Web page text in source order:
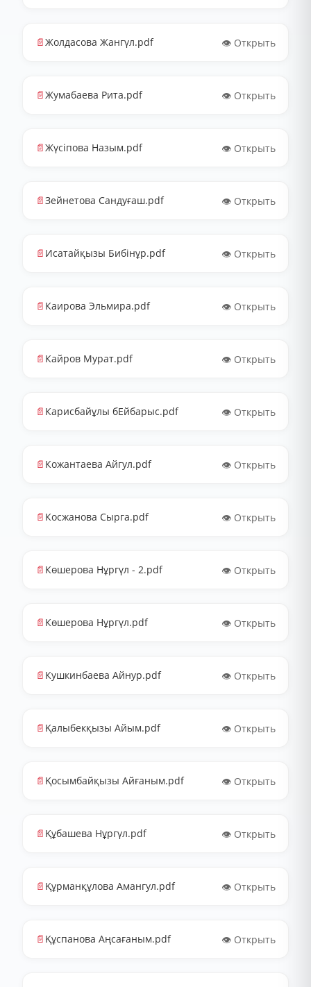
📄Жолдасова Жангүл.pdf 👁️ Открыть
📄Жумабаева Рита.pdf 👁️ Открыть
📄Жүсіпова Назым.pdf 👁️ Открыть
📄Зейнетова Сандуғаш.pdf 👁️ Открыть
📄 Исатайқызы Бибінұр.pdf 👁️ Открыть
📄 Каирова Эльмира.pdf 👁️ Открыть
📄 Кайров Мурат.pdf 👁️ Открыть
📄 Карисбайұлы бЕйбарыс.pdf 👁️ Открыть
📄 Кожантаева Айгул.pdf 👁️ Открыть
📄 Косжанова Сырга.pdf 👁️ Открыть
📄 Көшерова Нұргүл - 2.pdf 👁️ Открыть
📄 Көшерова Нұргүл.pdf 👁️ Открыть
📄 Кушкинбаева Айнур.pdf 👁️ Открыть
📄 Қалыбекқызы Айым.pdf 👁️ Открыть
📄 Қосымбайқызы Айғаным.pdf 👁️ Открыть
📄 Құбашева Нұргүл.pdf 👁️ Открыть
📄 Құрманқұлова Амангул.pdf 👁️ Открыть
📄 Құспанова Аңсағаным.pdf 👁️ Открыть